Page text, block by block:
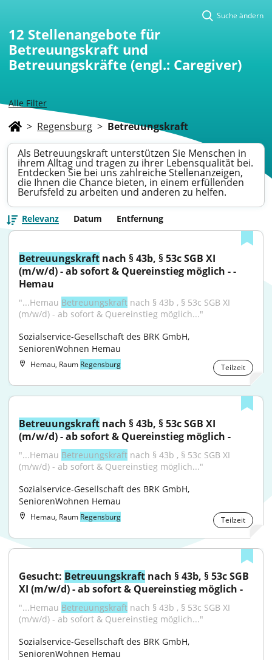
Alle Filter
Suche ändern
12 Stellenangebote für
Betreuungskraft und
Betreuungskräfte (engl.: Caregiver)
> Regensburg > Betreuungskraft
Als Betreuungskraft unterstützen Sie Menschen in
ihrem Alltag und tragen zu ihrer Lebensqualität bei.
Entdecken Sie bei uns zahlreiche Stellenanzeigen,
die Ihnen die Chance bieten, in einem erfüllenden
Berufsfeld zu arbeiten und anderen zu helfen.
Relevanz Datum Entfernung
Betreuungskraft nach § 43b, § 53c SGB XI
(m/w/d) - ab sofort & Quereinstieg möglich - -
Hemau
"...Hemau Betreuungskraft nach § 43b , § 53c SGB XI
(m/w/d) - ab sofort & Quereinstieg möglich..."
Sozialservice-Gesellschaft des BRK GmbH,
SeniorenWohnen Hemau
Hemau, Raum Regensburg Teilzeit
Betreuungskraft nach § 43b, § 53c SGB XI
(m/w/d) - ab sofort & Quereinstieg möglich -
"...Hemau Betreuungskraft nach § 43b , § 53c SGB XI
(m/w/d) - ab sofort & Quereinstieg möglich..."
Sozialservice-Gesellschaft des BRK GmbH,
SeniorenWohnen Hemau
Hemau, Raum Regensburg Teilzeit
Gesucht: Betreuungskraft nach § 43b, § 53c SGB
XI (m/w/d) - ab sofort & Quereinstieg möglich -
"...Hemau Betreuungskraft nach § 43b , § 53c SGB XI
(m/w/d) - ab sofort & Quereinstieg möglich..."
Sozialservice-Gesellschaft des BRK GmbH,
SeniorenWohnen Hemau